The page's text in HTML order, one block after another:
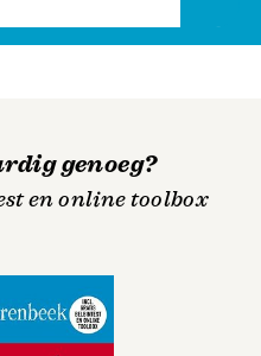
genoeg?
en online toolbox